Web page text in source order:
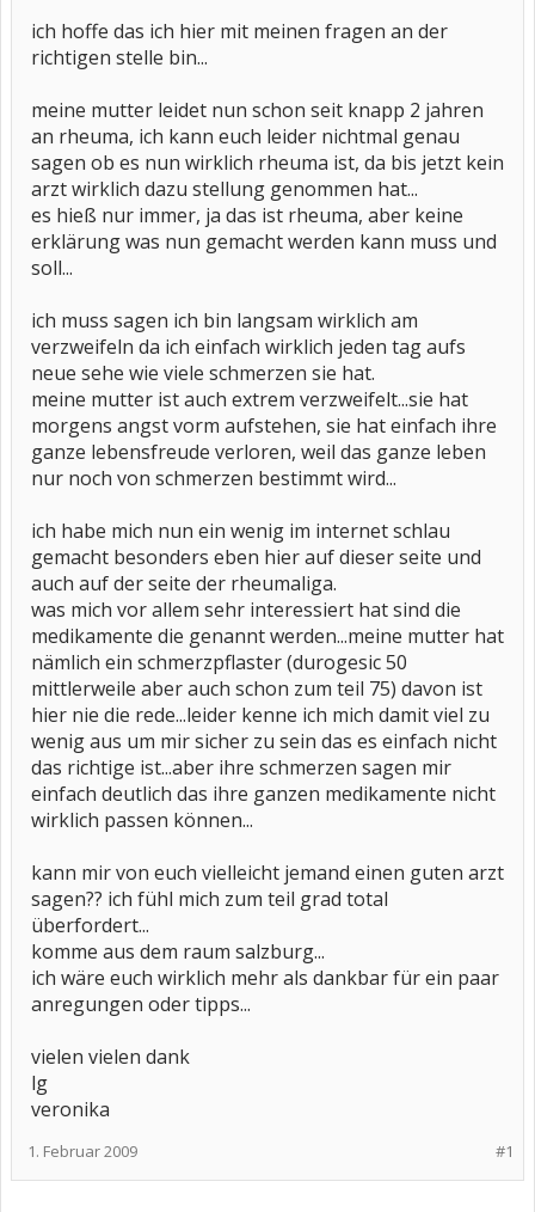
ich hoffe das ich hier mit meinen fragen an der
richtigen stelle bin...
meine mutter leidet nun schon seit knapp 2 jahren
an rheuma, ich kann euch leider nichtmal genau
sagen ob es nun wirklich rheuma ist, da bis jetzt kein
arzt wirklich dazu stellung genommen hat...
es hieß nur immer, ja das ist rheuma, aber keine
erklärung was nun gemacht werden kann muss und
soll...
ich muss sagen ich bin langsam wirklich am
verzweifeln da ich einfach wirklich jeden tag aufs
neue sehe wie viele schmerzen sie hat.
meine mutter ist auch extrem verzweifelt...sie hat
morgens angst vorm aufstehen, sie hat einfach ihre
ganze lebensfreude verloren, weil das ganze leben
nur noch von schmerzen bestimmt wird...
ich habe mich nun ein wenig im internet schlau
gemacht besonders eben hier auf dieser seite und
auch auf der seite der rheumaliga.
was mich vor allem sehr interessiert hat sind die
medikamente die genannt werden...meine mutter hat
nämlich ein schmerzpflaster (durogesic 50
mittlerweile aber auch schon zum teil 75) davon ist
hier nie die rede...leider kenne ich mich damit viel zu
wenig aus um mir sicher zu sein das es einfach nicht
das richtige ist...aber ihre schmerzen sagen mir
einfach deutlich das ihre ganzen medikamente nicht
wirklich passen können...
kann mir von euch vielleicht jemand einen guten arzt
sagen?? ich fühl mich zum teil grad total
überfordert...
komme aus dem raum salzburg...
ich wäre euch wirklich mehr als dankbar für ein paar
anregungen oder tipps...
vielen vielen dank
lg
veronika
#1
1. Februar 2009